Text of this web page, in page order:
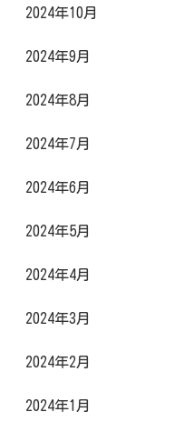
2024年10月
2024年9月
2024年8月
2024年7月
2024年6月
2024年5月
2024年4月
2024年3月
2024年2月
2024年1月